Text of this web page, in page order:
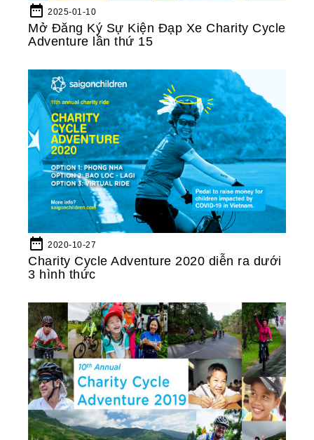
date_range 2025-01-10
Mở Đăng Ký Sự Kiện Đạp Xe Charity Cycle
Adventure lần thứ 15
date_range 2020-10-27
Charity Cycle Adventure 2020 diễn ra dưới
3 hình thức